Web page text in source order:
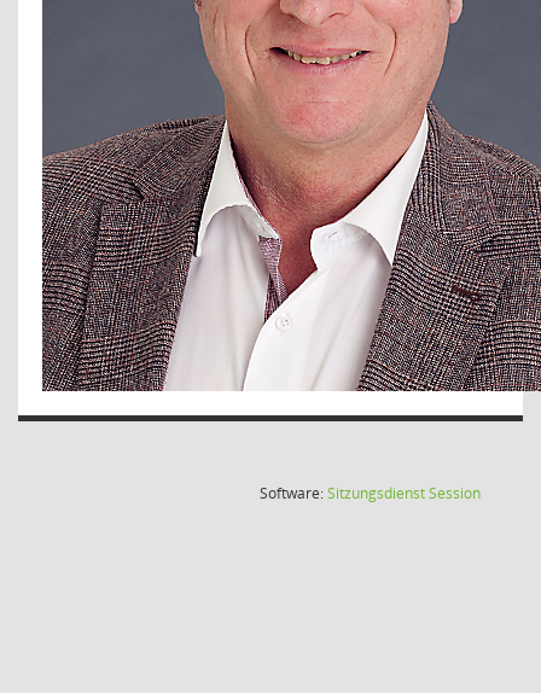
Software:SitzungsdienstSession(Wird in